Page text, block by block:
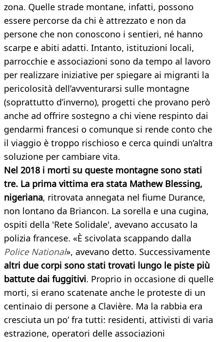
zona. Quelle strade montane, infatti, possono
essere percorse da chi è attrezzato e non da
persone che non conoscono i sentieri, né hanno
scarpe e abiti adatti. Intanto, istituzioni locali,
parrocchie e associazioni sono da tempo al lavoro
per realizzare iniziative per spiegare ai migranti la
pericolosità dell’avventurarsi sulle montagne
(soprattutto d’inverno), progetti che provano però
anche ad offrire sostegno a chi viene respinto dai
gendarmi francesi o comunque si rende conto che
il viaggio è troppo rischioso e cerca quindi un’altra
soluzione per cambiare vita.
Nel 2018 i morti su queste montagne sono stati
tre. La prima vittima era stata Mathew Blessing,
nigeriana, ritrovata annegata nel fiume Durance,
non lontano da Briancon. La sorella e una cugina,
ospiti della 'Rete Solidale', avevano accusato la
polizia francese. «È scivolata scappando dalla
Police National», avevano detto. Successivamente
altri due corpi sono stati trovati lungo le piste più
battute dai fuggitivi. Proprio in occasione di quelle
morti, si erano scatenate anche le proteste di un
centinaio di persone a Clavière. Ma la rabbia era
cresciuta un po’ fra tutti: residenti, attivisti di varia
estrazione, operatori delle associazioni